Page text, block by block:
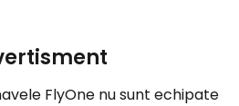
FlyOne nu sunt echipate